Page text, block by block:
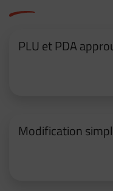
PLU et PDA
Modification